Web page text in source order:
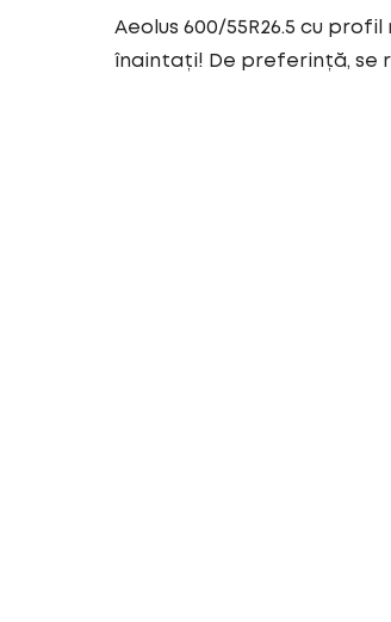
Aeolus 600/55R26.5 cu
înaintați! De preferință, se